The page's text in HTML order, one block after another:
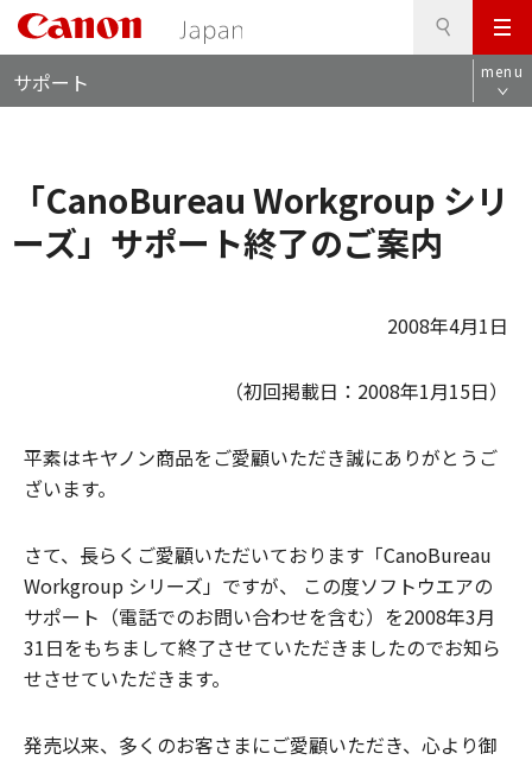
メ
ニ
ュ
サポート menu
「CanoBureau Workgroup シリ
ーズ」サポート終了のご案内
2008年4月1日
（初回掲載日：2008年1月15日）
平素はキヤノン商品をご愛顧いただき誠にありがとうご
ざいます。
さて、長らくご愛顧いただいております「CanoBureau
Workgroup シリーズ」ですが、 この度ソフトウエアの
サポート（電話でのお問い合わせを含む）を2008年3月
31日をもちまして終了させていただきましたのでお知ら
せさせていただきます。
発売以来、多くのお客さまにご愛顧いただき、心より御